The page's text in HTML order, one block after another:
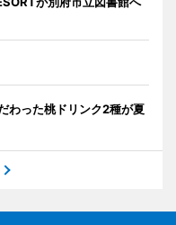
わった桃ドリンク2種が夏